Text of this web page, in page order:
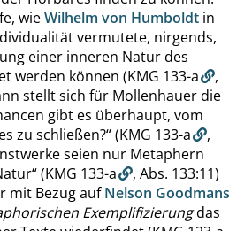
wieWilhelm von Humboldt in
vermutete, nirgends,
einer inneren Natur des
werden können (KMG 133-a
,
stellt sich für Mollenhauer die
gibt es überhaupt, vom
zu schließen?“(KMG 133-a
,
seien nur Metaphern
“(KMG 133-a , Abs. 133:11)
mit Bezug aufNelson Goodmans
Exemplifizierungdas